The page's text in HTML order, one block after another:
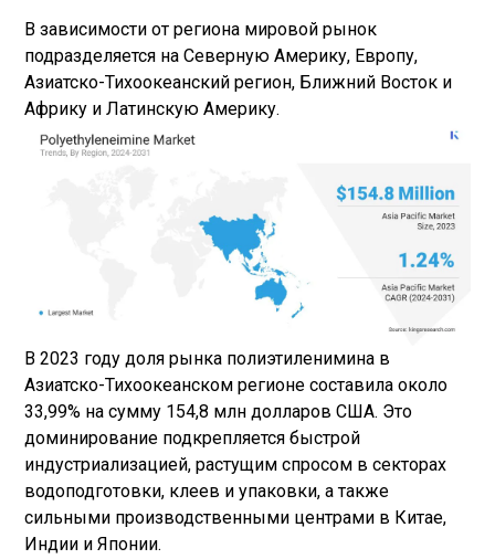
В зависимости от региона мировой рынок
подразделяется на Северную Америку, Европу,
Азиатско-Тихоокеанский регион, Ближний Восток и
Африку и Латинскую Америку.
В 2023 году доля рынка полиэтиленимина в
Азиатско-Тихоокеанском регионе составила около
33,99% на сумму 154,8 млн долларов США. Это
доминирование подкрепляется быстрой
индустриализацией, растущим спросом в секторах
водоподготовки, клеев и упаковки, а также
сильными производственными центрами в Китае,
Индии и Японии.